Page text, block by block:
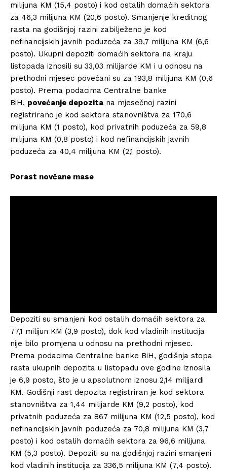
milijuna KM (15,4 posto) i kod ostalih domaćih sektora
za 46,3 milijuna KM (20,6 posto). Smanjenje kreditnog
rasta na godišnjoj razini zabilježeno je kod
nefinancijskih javnih poduzeća za 39,7 milijuna KM (6,6
posto). Ukupni depoziti domaćih sektora na kraju
listopada iznosili su 33,03 milijarde KM i u odnosu na
prethodni mjesec povećani su za 193,8 milijuna KM (0,6
posto). Prema podacima Centralne banke
BiH, povećanje depozita na mjesečnoj razini
registrirano je kod sektora stanovništva za 170,6
milijuna KM (1 posto), kod privatnih poduzeća za 59,8
milijuna KM (0,8 posto) i kod nefinancijskih javnih
poduzeća za 40,4 milijuna KM (2,1 posto).
Porast novčane mase
Depoziti su smanjeni kod ostalih domaćih sektora za
77,1 milijun KM (3,9 posto), dok kod vladinih institucija
nije bilo promjena u odnosu na prethodni mjesec.
Prema podacima Centralne banke BiH, godišnja stopa
rasta ukupnih depozita u listopadu ove godine iznosila
je 6,9 posto, što je u apsolutnom iznosu 2,14 milijardi
KM. Godišnji rast depozita registriran je kod sektora
stanovništva za 1,44 milijarde KM (9,2 posto), kod
privatnih poduzeća za 867 milijuna KM (12,5 posto), kod
nefinancijskih javnih poduzeća za 70,8 milijuna KM (3,7
posto) i kod ostalih domaćih sektora za 96,6 milijuna
KM (5,3 posto). Depoziti su na godišnjoj razini smanjeni
kod vladinih institucija za 336,5 milijuna KM (7,4 posto).